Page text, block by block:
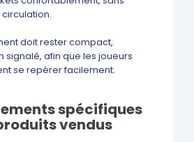
doit rester compact,
signalé, afin que les joueurs
se repérer facilement.
spécifiques
vendus